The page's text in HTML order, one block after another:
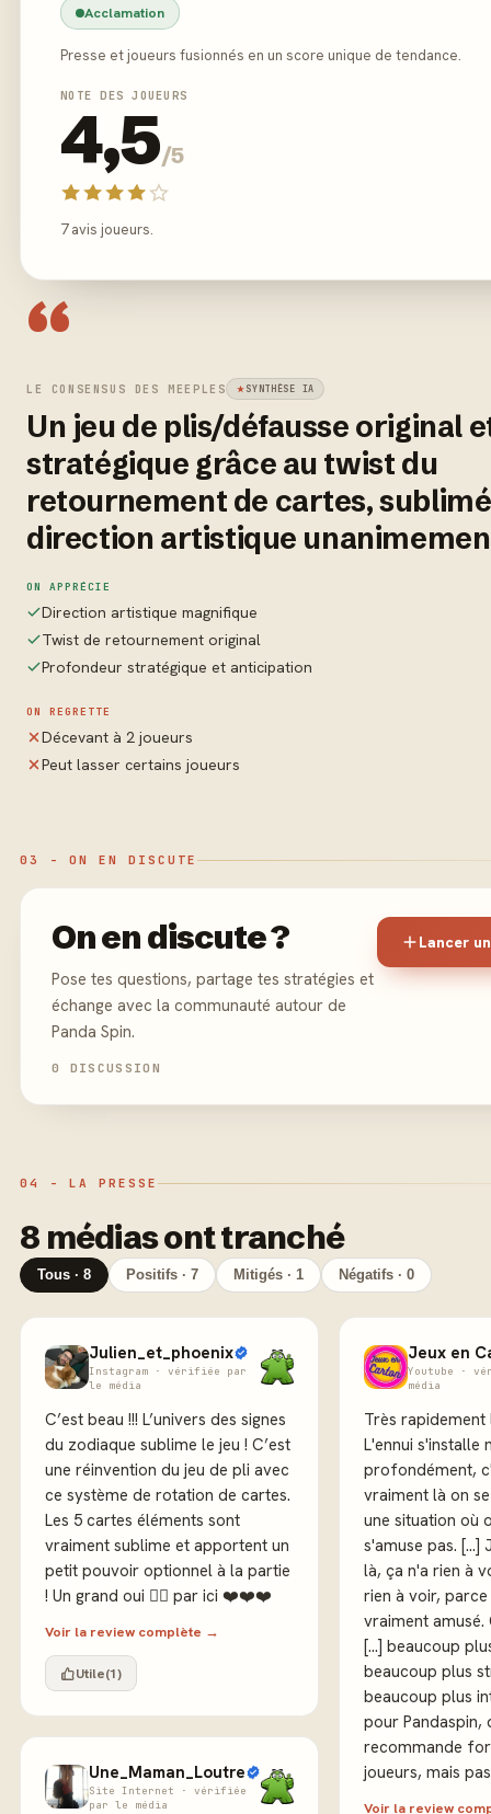
Acclamation
Presse et joueurs fusionnés en un score unique de tendance.
NOTE DES JOUEURS
4,5/5
7 avis joueurs.
“
LE CONSENSUS DES MEEPLES SYNTHÈSE IA
Un jeu de plis/défausse original
stratégique grâce au twist du
retournement de cartes,
direction artistique
ON APPRÉCIE
Direction artistique magnifique
Twist de retournement original
Profondeur stratégique et anticipation
ON REGRETTE
Décevant à 2 joueurs
Peut lasser certains joueurs
03 - ON EN DISCUTE
On en discute ?
Pose tes questions, partage tes stratégies et
échange avec la communauté autour de
Panda Spin.
0 DISCUSSION
Lancer
04 - LA PRESSE
8 médias ont tranché
Tous · 8 Positifs · 7 Mitigés · 1 Négatifs · 0
Julien_et_phoenix
Instagram · vérifiée par
le média
C’est beau !!! L’univers des signes
du zodiaque sublime le jeu ! C’est
une réinvention du jeu de pli avec
ce système de rotation de cartes.
Les 5 cartes éléments sont
vraiment sublime et apportent un
petit pouvoir optionnel à la partie
! Un grand oui 👍🏻 par ici ❤️❤️❤️
Voir la review complète →
Utile(1)
Une_Maman_Loutre
Site Internet · vérifiée
par le média
Jeux en
Youtube ·
média
Très rapidement
L'ennui s'installe
profondément,
vraiment là on
une situation où
s'amuse pas. [...]
là, ça n'a rien à
rien à voir,
vraiment amusé.
[...] beaucoup
beaucoup plus
beaucoup plus
pour Pandaspin,
recommande
joueurs, mais
Voir la review